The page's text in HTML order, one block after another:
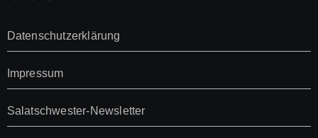
Datenschutzerklärung
Impressum
Salatschwester-Newsletter